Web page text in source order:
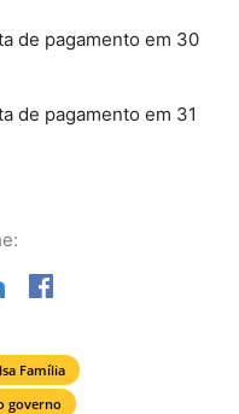
de pagamento em 30
de pagamento em 31
Família
governo